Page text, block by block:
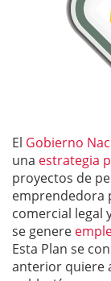
El Gobierno
una estrategia
proyectos de
emprendedora
comercial legal
se genere
Esta Plan se
anterior quiere